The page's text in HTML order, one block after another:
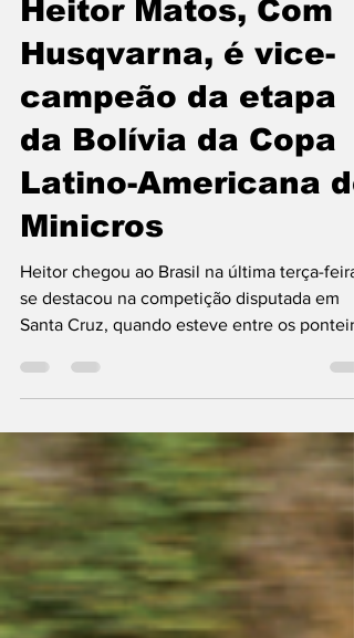
15 de jun. de 2023
2 min de leitura
Heitor Matos, Com
Husqvarna, é vice-
campeão da etapa
da Bolívia da Copa
Latino-Americana
Minicros
Heitor chegou ao Brasil na última terça-feira
Santa Cruz, quando esteve entre os
da 65cc